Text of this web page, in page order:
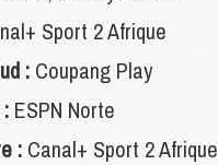
Sport 2 Afrique
: Coupang Play
ESPN Norte
: Canal+ Sport 2 Afrique